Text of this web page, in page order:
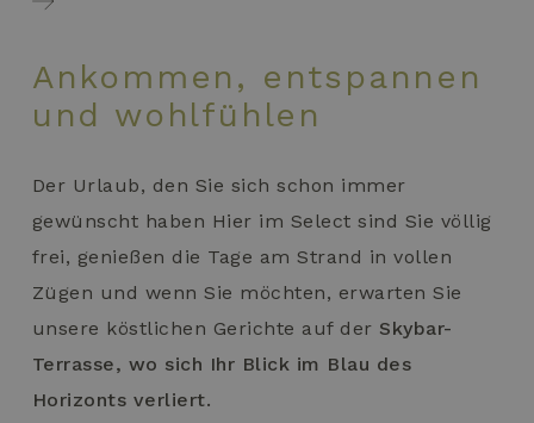
Ankommen, entspannen
und wohlfühlen
Der Urlaub, den Sie sich schon immer
gewünscht haben Hier im Select sind Sie völlig
frei, genießen die Tage am Strand in vollen
Zügen und wenn Sie möchten, erwarten Sie
unsere köstlichen Gerichte auf der Skybar-
Terrasse, wo sich Ihr Blick im Blau des
Horizonts verliert.